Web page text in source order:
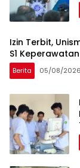
Izin Terbit,
S1
Berita 05/08/2026